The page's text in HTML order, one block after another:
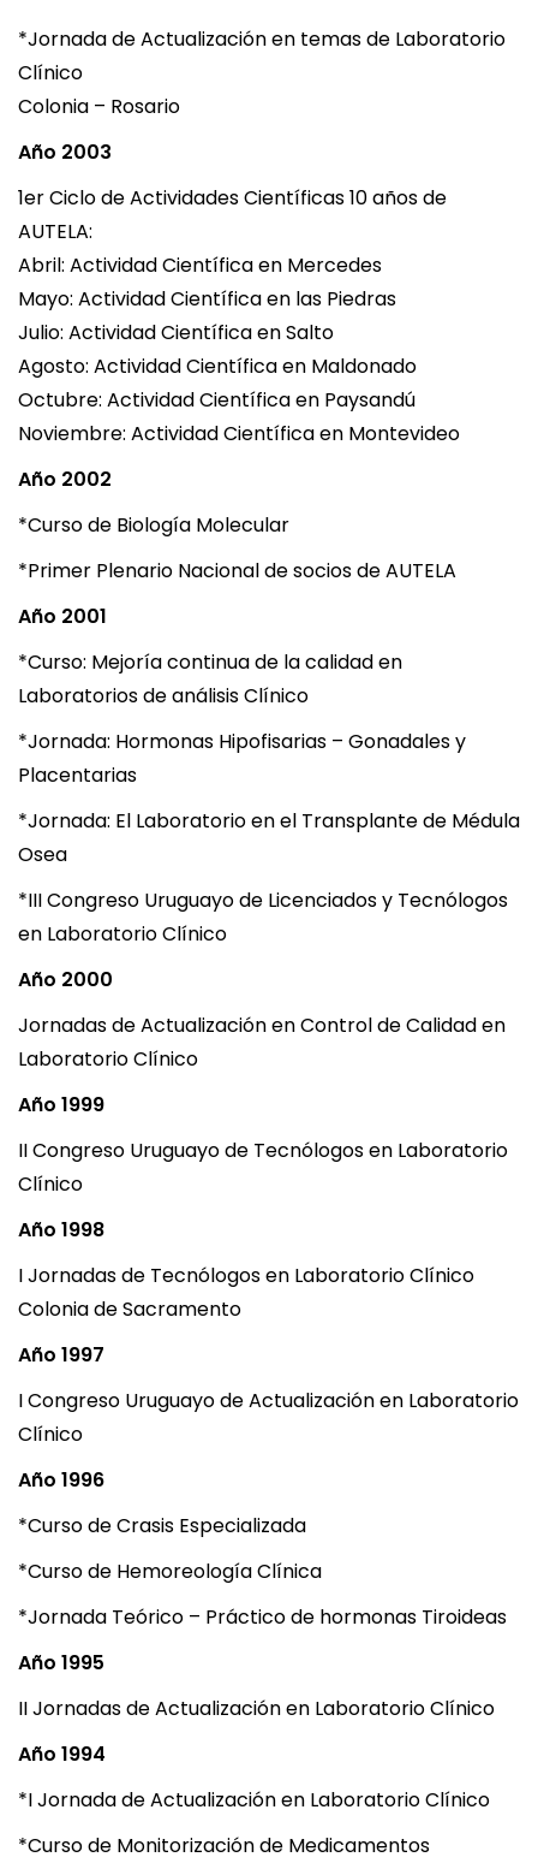
*Jornada de Actualización en temas de Laboratorio
Clínico
Colonia – Rosario
Año 2003
1er Ciclo de Actividades Científicas 10 años de
AUTELA:
Abril: Actividad Científica en Mercedes
Mayo: Actividad Científica en las Piedras
Julio: Actividad Científica en Salto
Agosto: Actividad Científica en Maldonado
Octubre: Actividad Científica en Paysandú
Noviembre: Actividad Científica en Montevideo
Año 2002
*Curso de Biología Molecular
*Primer Plenario Nacional de socios de AUTELA
Año 2001
*Curso: Mejoría continua de la calidad en
Laboratorios de análisis Clínico
*Jornada: Hormonas Hipofisarias – Gonadales y
Placentarias
*Jornada: El Laboratorio en el Transplante de Médula
Osea
*III Congreso Uruguayo de Licenciados y Tecnólogos
en Laboratorio Clínico
Año 2000
Jornadas de Actualización en Control de Calidad en
Laboratorio Clínico
Año 1999
II Congreso Uruguayo de Tecnólogos en Laboratorio
Clínico
Año 1998
I Jornadas de Tecnólogos en Laboratorio Clínico
Colonia de Sacramento
Año 1997
I Congreso Uruguayo de Actualización en Laboratorio
Clínico
Año 1996
*Curso de Crasis Especializada
*Curso de Hemoreología Clínica
*Jornada Teórico – Práctico de hormonas Tiroideas
Año 1995
II Jornadas de Actualización en Laboratorio Clínico
Año 1994
*I Jornada de Actualización en Laboratorio Clínico
*Curso de Monitorización de Medicamentos